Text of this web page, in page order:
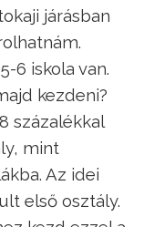
járásban
6 iskola van.
kezdeni?
százalékkal
mint
Az idei
első osztály.